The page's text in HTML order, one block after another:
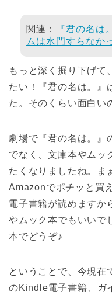
関連：
『君の名は
ムは水門すらなか
もっと深く掘り下げて
たい！『君の名は。』
た。そのくらい面白い
劇場で『君の名は。』
でなく、文庫本やムッ
たくなりましたね。ま
Amazonでポチッと買
電子書籍が読めますか
やムック本でもいいで
本でどうぞ♪
ということで、今現在
のKindle電子書籍、ガ